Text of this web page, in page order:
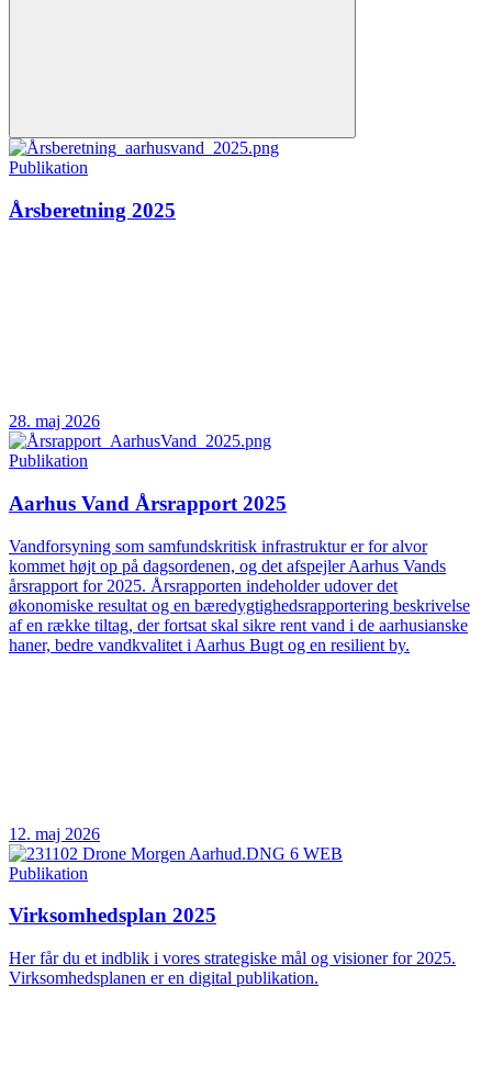
Publikation
Årsberetning 2025
28. maj 2026
Publikation
Aarhus Vand Årsrapport 2025
Vandforsyning som samfundskritisk infrastruktur er for alvor
kommet højt op på dagsordenen, og det afspejler Aarhus Vands
årsrapport for 2025. Årsrapporten indeholder udover det
økonomiske resultat og en bæredygtighedsrapportering beskrivelse
af en række tiltag, der fortsat skal sikre rent vand i de aarhusianske
haner, bedre vandkvalitet i Aarhus Bugt og en resilient by.
12. maj 2026
Publikation
Virksomhedsplan 2025
Her får du et indblik i vores strategiske mål og visioner for 2025.
Virksomhedsplanen er en digital publikation.